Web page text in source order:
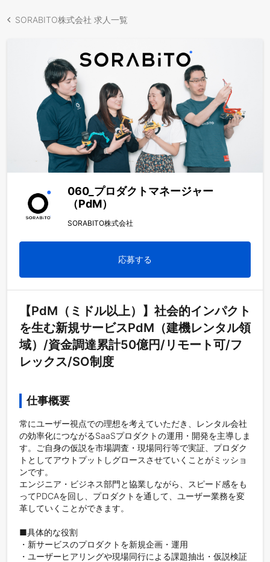
SORABITO株式会社 求人一覧
060_プロダクトマネージャー
（PdM）
SORABITO株式会社
応募する
【PdM（ミドル以上）】社会的インパクト
を生む新規サービスPdM（建機レンタル領
域）/資金調達累計50億円/リモート可/フ
レックス/SO制度
仕事概要
常にユーザー視点での理想を考えていただき、レンタル会社
の効率化につながるSaaSプロダクトの運用・開発を主導しま
す。ご自身の仮説を市場調査・現場同行等で実証、プロダク
トとしてアウトプットしグロースさせていくことがミッショ
ンです。
エンジニア・ビジネス部門と協業しながら、スピード感をも
ってPDCAを回し、プロダクトを通して、ユーザー業務を変
革していくことができます。
■具体的な役割
・新サービスのプロダクトを新規企画・運用
・ユーザーヒアリングや現場同行による課題抽出・仮説検証